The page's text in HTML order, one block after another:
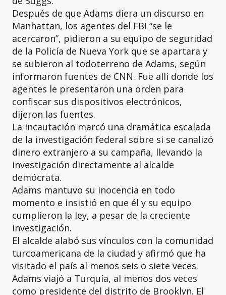
Después de que Adams diera un discurso en
Manhattan, los agentes del FBI “se le
acercaron”, pidieron a su equipo de seguridad
de la Policía de Nueva York que se apartara y
se subieron al todoterreno de Adams, según
informaron fuentes de CNN. Fue allí donde los
agentes le presentaron una orden para
confiscar sus dispositivos electrónicos,
dijeron las fuentes.
La incautación marcó una dramática escalada
de la investigación federal sobre si se canalizó
dinero extranjero a su campaña, llevando la
investigación directamente al alcalde
demócrata.
Adams mantuvo su inocencia en todo
momento e insistió en que él y su equipo
cumplieron la ley, a pesar de la creciente
investigación.
El alcalde alabó sus vínculos con la comunidad
turcoamericana de la ciudad y afirmó que ha
visitado el país al menos seis o siete veces.
Adams viajó a Turquía, al menos dos veces
como presidente del distrito de Brooklyn. El